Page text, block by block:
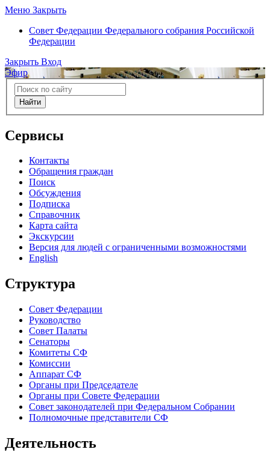
Меню Закрыть
Совет Федерации Федерального собрания Российской
Федерации
Закрыть Вход
Эфир
Найти
Сервисы
Контакты
Обращения граждан
Поиск
Обсуждения
Подписка
Справочник
Карта сайта
Экскурсии
Версия для людей с ограниченными возможностями
English
Структура
Совет Федерации
Руководство
Совет Палаты
Сенаторы
Комитеты СФ
Комиссии
Аппарат СФ
Органы при Председателе
Органы при Совете Федерации
Совет законодателей при Федеральном Собрании
Полномочные представители СФ
Деятельность